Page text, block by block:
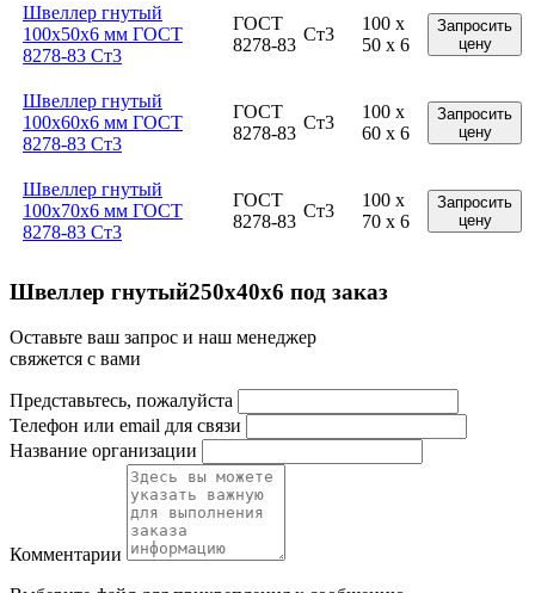
Швеллер гнутый
100x50x6 мм ГОСТ
8278-83 Ст3
ГОСТ
8278-83
Ст3
100 x
50 x 6
Запросить
цену
Швеллер гнутый
100x60x6 мм ГОСТ
8278-83 Ст3
ГОСТ
8278-83
Ст3
100 x
60 x 6
Запросить
цену
Швеллер гнутый
100x70x6 мм ГОСТ
8278-83 Ст3
ГОСТ
8278-83
Ст3
100 x
70 x 6
Запросить
цену
Швеллер гнутый250х40х6 под заказ
Оставьте ваш запрос и наш менеджер
свяжется с вами
Представьтесь, пожалуйста
Телефон или email для связи
Название организации
Комментарии